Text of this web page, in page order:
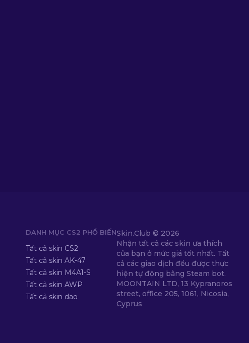
DANH MỤC CS2 PHỔ BIẾN
Tất cả skin CS2
Tất cả skin AK-47
Tất cả skin M4A1-S
Tất cả skin AWP
Tất cả skin dao
Skin.Club © 2026
Nhận tất cả các skin ưa thích
của bạn ở mức giá tốt nhất. Tất
cả các giao dịch đều được thực
hiện tự động bằng Steam bot.
MOONTAIN LTD, 13 Kypranoros
street, office 205, 1061, Nicosia,
Cyprus